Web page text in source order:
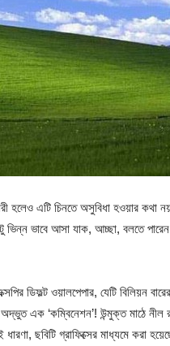
হলেও এটি চিনতে অসুবিধা হওয়ার কথা
ভাবে আসা যাক, আচ্ছা, বলতে পারেন
ডিফল্ট ওয়ালপেপার, যেটি বিলিয়ন
এক ‘কম্বিনেশন’! উন্মুক্ত মাঠে
ছবিটি গ্রাফিক্সের মাধ্যমে করা